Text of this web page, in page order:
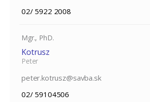
02/ 5922 2008
Mgr., PhD.
Kotrusz
Peter
peter.kotrusz@savba.sk
02/ 59104506